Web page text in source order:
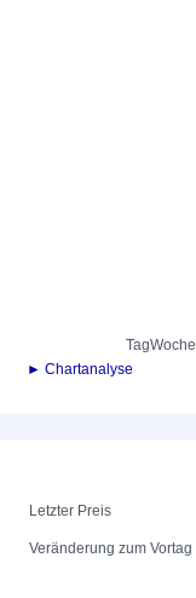
TagWoche
► Chartanalyse
Letzter Preis
Veränderung zum Vortag